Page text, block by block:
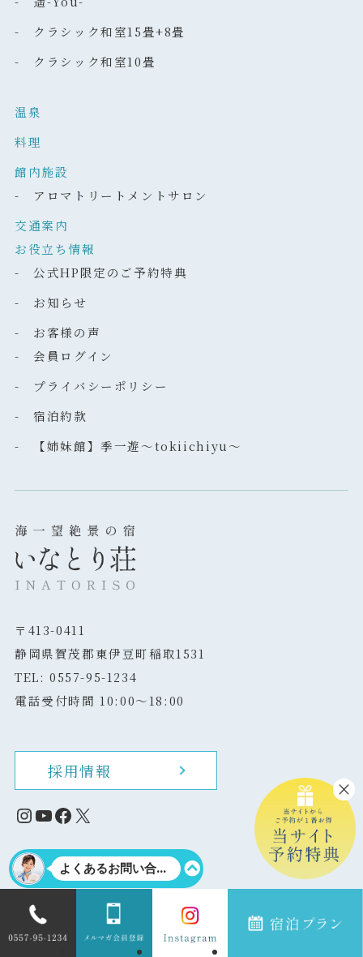
- クラシック和室15畳+8畳
- クラシック和室10畳
温泉
料理
館内施設
- アロマトリートメントサロン
交通案内
お役立ち情報
- 公式HP限定のご予約特典
- お知らせ
- お客様の声
- 会員ログイン
- プライバシーポリシー
- 宿泊約款
- 【姉妹館】季一遊～tokiichiyu～
〒413-0411
静岡県賀茂郡東伊豆町稲取1531
TEL: 0557-95-1234
電話受付時間 10:00～18:00
採用情報
Instagram
YouTube
Facebook
X
当サイトのテキスト・画像の無断転載・複製を固く禁じます。